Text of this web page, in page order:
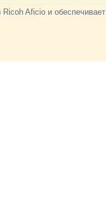
Aficio и обеспечивает